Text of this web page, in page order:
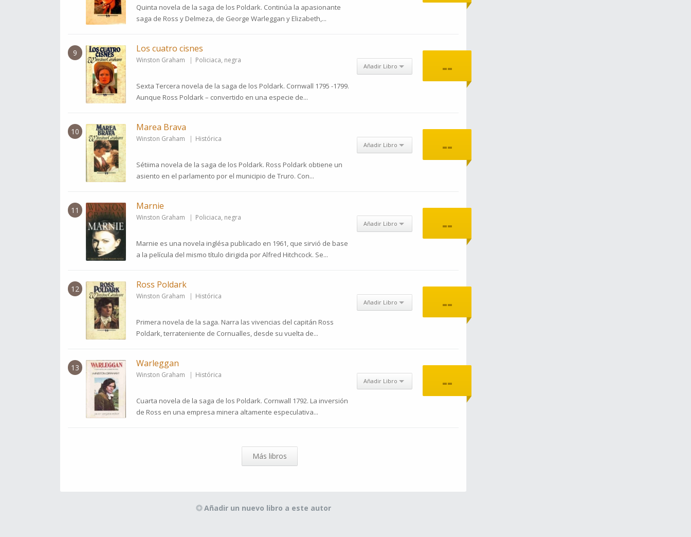
Quinta novela de la saga de los Poldark. Continúa la apasionante
saga de Ross y Delmeza, de George Warleggan y Elizabeth,...
9 Los cuatro cisnes
Winston Graham Policiaca, negra
Sexta Tercera novela de la saga de los Poldark. Cornwall 1795 -1799.
Aunque Ross Poldark – convertido en una especie de...
--
Añadir Libro
10 Marea Brava
Winston Graham Histórica
Sétiima novela de la saga de los Poldark. Ross Poldark obtiene un
asiento en el parlamento por el municipio de Truro. Con...
--
Añadir Libro
11 Marnie
Winston Graham Policiaca, negra
Marnie es una novela inglésa publicado en 1961, que sirvió de base
a la película del mismo título dirigida por Alfred Hitchcock. Se...
--
Añadir Libro
12 Ross Poldark
Winston Graham Histórica
Primera novela de la saga. Narra las vivencias del capitán Ross
Poldark, terrateniente de Cornualles, desde su vuelta de...
--
Añadir Libro
13 Warleggan
Winston Graham Histórica
Cuarta novela de la saga de los Poldark. Cornwall 1792. La inversión
de Ross en una empresa minera altamente especulativa...
--
Añadir Libro
Más libros
Añadir un nuevo libro a este autor